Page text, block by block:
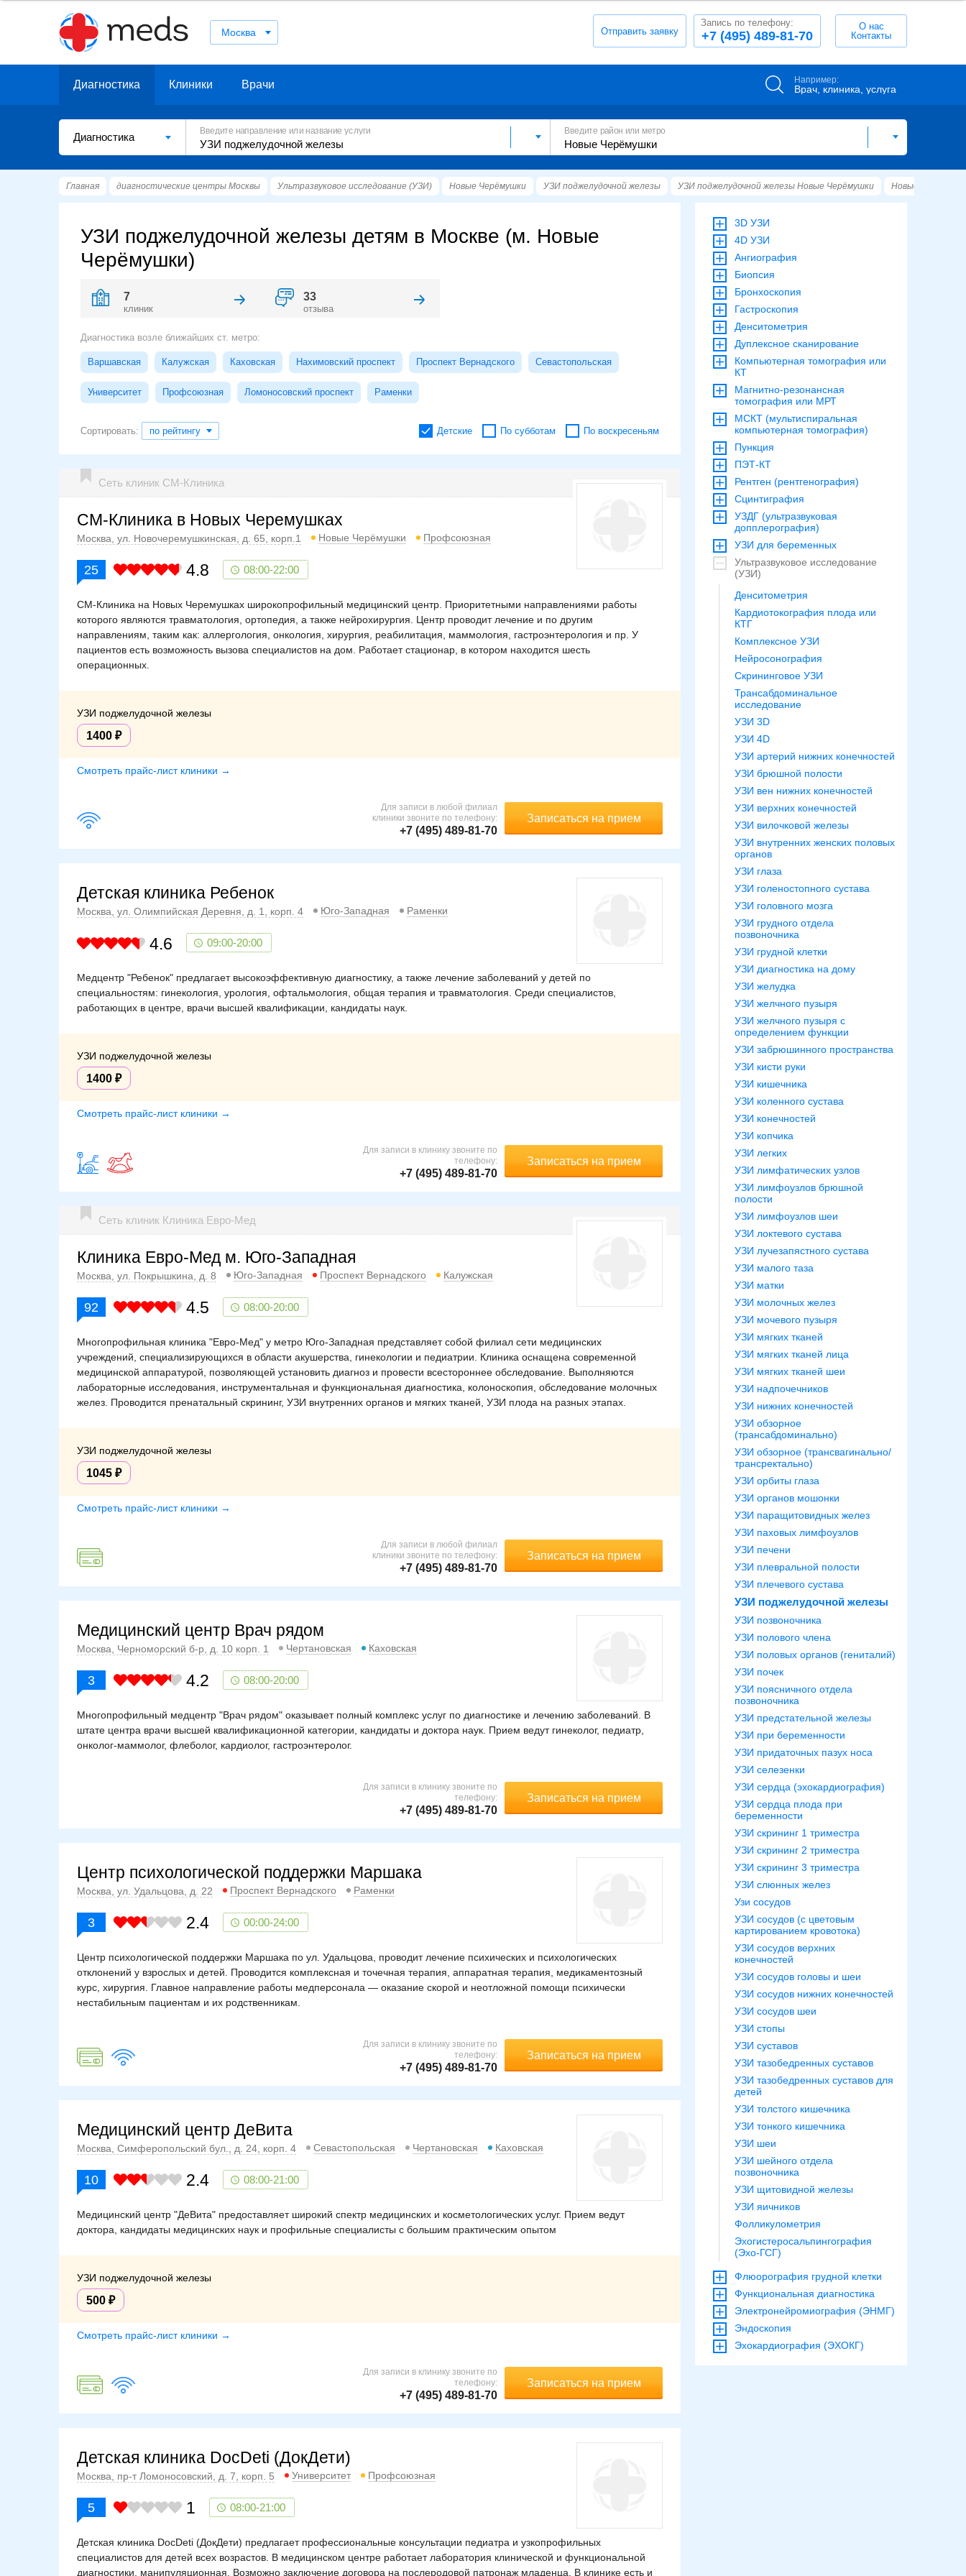
Москва Отправить заявку +7 (495) 489-81-70
Запись по телефону:
О нас
Контакты
Диагностика Клиники Врачи Например:
Врач, клиника, услуга
Диагностика
Введите направление или название услуги Введите район или метро
Главная диагностические центры Москвы Ультразвуковое исследование (УЗИ) Новые Черёмушки УЗИ поджелудочной железы УЗИ поджелудочной железы Новые Черёмушки Новые
УЗИ поджелудочной железы детям в Москве (м. Новые
Черёмушки)
7
клиник
33
отзыва
Диагностика возле ближайших ст. метро:
Варшавская Калужская Каховская Нахимовский проспект Проспект Вернадского Севастопольская
Университет Профсоюзная Ломоносовский проспект Раменки
Сортировать: по рейтингу Детские По субботам По воскресеньям
Сеть клиник СМ-Клиника
СМ-Клиника в Новых Черемушках
Москва, ул. Новочеремушкинская, д. 65, корп.1 Новые Черёмушки Профсоюзная
25 4.8 08:00-22:00
СМ-Клиника на Новых Черемушках широкопрофильный медицинский центр. Приоритетными направлениями работы
которого являются травматология, ортопедия, а также нейрохирургия. Центр проводит лечение и по другим
направлениям, таким как: аллергология, онкология, хирургия, реабилитация, маммология, гастроэнтерология и пр. У
пациентов есть возможность вызова специалистов на дом. Работает стационар, в котором находится шесть
операционных.
УЗИ поджелудочной железы
1400
Смотреть прайс-лист клиники →
Записаться на прием
Для записи в любой филиал
клиники звоните по телефону:
+7 (495) 489-81-70
Детская клиника Ребенок
Москва, ул. Олимпийская Деревня, д. 1, корп. 4 Юго-Западная Раменки
4.6 09:00-20:00
Медцентр "Ребенок" предлагает высокоэффективную диагностику, а также лечение заболеваний у детей по
специальностям: гинекология, урология, офтальмология, общая терапия и травматология. Среди специалистов,
работающих в центре, врачи высшей квалификации, кандидаты наук.
УЗИ поджелудочной железы
1400
Смотреть прайс-лист клиники →
Записаться на прием
Для записи в клинику звоните по
телефону:
+7 (495) 489-81-70
Сеть клиник Клиника Евро-Мед
Клиника Евро-Мед м. Юго-Западная
Москва, ул. Покрышкина, д. 8 Юго-Западная Проспект Вернадского Калужская
92 4.5 08:00-20:00
Многопрофильная клиника "Евро-Мед" у метро Юго-Западная представляет собой филиал сети медицинских
учреждений, специализирующихся в области акушерства, гинекологии и педиатрии. Клиника оснащена современной
медицинской аппаратурой, позволяющей установить диагноз и провести всестороннее обследование. Выполняются
лабораторные исследования, инструментальная и функциональная диагностика, колоноскопия, обследование молочных
желез. Проводится пренатальный скрининг, УЗИ внутренних органов и мягких тканей, УЗИ плода на разных этапах.
УЗИ поджелудочной железы
1045
Смотреть прайс-лист клиники →
Записаться на прием
Для записи в любой филиал
клиники звоните по телефону:
+7 (495) 489-81-70
Медицинский центр Врач рядом
Москва, Черноморский б-р, д. 10 корп. 1 Чертановская Каховская
3 4.2 08:00-20:00
Многопрофильный медцентр "Врач рядом" оказывает полный комплекс услуг по диагностике и лечению заболеваний. В
штате центра врачи высшей квалификационной категории, кандидаты и доктора наук. Прием ведут гинеколог, педиатр,
онколог-маммолог, флеболог, кардиолог, гастроэнтеролог.
Записаться на прием
Для записи в клинику звоните по
телефону:
+7 (495) 489-81-70
Центр психологической поддержки Маршака
Москва, ул. Удальцова, д. 22 Проспект Вернадского Раменки
3 2.4 00:00-24:00
Центр психологической поддержки Маршака по ул. Удальцова, проводит лечение психических и психологических
отклонений у взрослых и детей. Проводится комплексная и точечная терапия, аппаратная терапия, медикаментозный
курс, хирургия. Главное направление работы медперсонала — оказание скорой и неотложной помощи психически
нестабильным пациентам и их родственникам.
Записаться на прием
Для записи в клинику звоните по
телефону:
+7 (495) 489-81-70
Медицинский центр ДеВита
Москва, Симферопольский бул., д. 24, корп. 4 Севастопольская Чертановская Каховская
10 2.4 08:00-21:00
Медицинский центр "ДеВита" предоставляет широкий спектр медицинских и косметологических услуг. Прием ведут
доктора, кандидаты медицинских наук и профильные специалисты с большим практическим опытом
УЗИ поджелудочной железы
500
Смотреть прайс-лист клиники →
Записаться на прием
Для записи в клинику звоните по
телефону:
+7 (495) 489-81-70
Детская клиника DocDeti (ДокДети)
Москва, пр-т Ломоносовский, д. 7, корп. 5 Университет Профсоюзная
5 1 08:00-21:00
Детская клиника DocDeti (ДокДети) предлагает профессиональные консультации педиатра и узкопрофильных
специалистов для детей всех возрастов. В медицинском центре работает лаборатория клинической и функциональной
диагностики, манипуляционная. Возможно заключение договора на послеродовой патронаж младенца. В клинике есть и
3D УЗИ
4D УЗИ
Ангиография
Биопсия
Бронхоскопия
Гастроскопия
Денситометрия
Дуплексное сканирование
Компьютерная томография или
КТ
Магнитно-резонансная
томография или МРТ
МСКТ (мультиспиральная
компьютерная томография)
Пункция
ПЭТ-КТ
Рентген (рентгенография)
Сцинтиграфия
УЗДГ (ультразвуковая
допплерография)
УЗИ для беременных
Ультразвуковое исследование
(УЗИ)
Денситометрия
Кардиотокография плода или
КТГ
Комплексное УЗИ
Нейросонография
Скрининговое УЗИ
Трансабдоминальное
исследование
УЗИ 3D
УЗИ 4D
УЗИ артерий нижних конечностей
УЗИ брюшной полости
УЗИ вен нижних конечностей
УЗИ верхних конечностей
УЗИ вилочковой железы
УЗИ внутренних женских половых
органов
УЗИ глаза
УЗИ голеностопного сустава
УЗИ головного мозга
УЗИ грудного отдела
позвоночника
УЗИ грудной клетки
УЗИ диагностика на дому
УЗИ желудка
УЗИ желчного пузыря
УЗИ желчного пузыря с
определением функции
УЗИ забрюшинного пространства
УЗИ кисти руки
УЗИ кишечника
УЗИ коленного сустава
УЗИ конечностей
УЗИ копчика
УЗИ легких
УЗИ лимфатических узлов
УЗИ лимфоузлов брюшной
полости
УЗИ лимфоузлов шеи
УЗИ локтевого сустава
УЗИ лучезапястного сустава
УЗИ малого таза
УЗИ матки
УЗИ молочных желез
УЗИ мочевого пузыря
УЗИ мягких тканей
УЗИ мягких тканей лица
УЗИ мягких тканей шеи
УЗИ надпочечников
УЗИ нижних конечностей
УЗИ обзорное
(трансабдоминально)
УЗИ обзорное (трансвагинально/
трансректально)
УЗИ орбиты глаза
УЗИ органов мошонки
УЗИ паращитовидных желез
УЗИ паховых лимфоузлов
УЗИ печени
УЗИ плевральной полости
УЗИ плечевого сустава
УЗИ поджелудочной железы
УЗИ позвоночника
УЗИ полового члена
УЗИ половых органов (гениталий)
УЗИ почек
УЗИ поясничного отдела
позвоночника
УЗИ предстательной железы
УЗИ при беременности
УЗИ придаточных пазух носа
УЗИ селезенки
УЗИ сердца (эхокардиография)
УЗИ сердца плода при
беременности
УЗИ скрининг 1 триместра
УЗИ скрининг 2 триместра
УЗИ скрининг 3 триместра
УЗИ слюнных желез
Узи сосудов
УЗИ сосудов (с цветовым
картированием кровотока)
УЗИ сосудов верхних
конечностей
УЗИ сосудов головы и шеи
УЗИ сосудов нижних конечностей
УЗИ сосудов шеи
УЗИ стопы
УЗИ суставов
УЗИ тазобедренных суставов
УЗИ тазобедренных суставов для
детей
УЗИ толстого кишечника
УЗИ тонкого кишечника
УЗИ шеи
УЗИ шейного отдела
позвоночника
УЗИ щитовидной железы
УЗИ яичников
Фолликулометрия
Эхогистеросальпингография
(Эхо-ГСГ)
Флюорография грудной клетки
Функциональная диагностика
Электронейромиография (ЭНМГ)
Эндоскопия
Эхокардиография (ЭХОКГ)